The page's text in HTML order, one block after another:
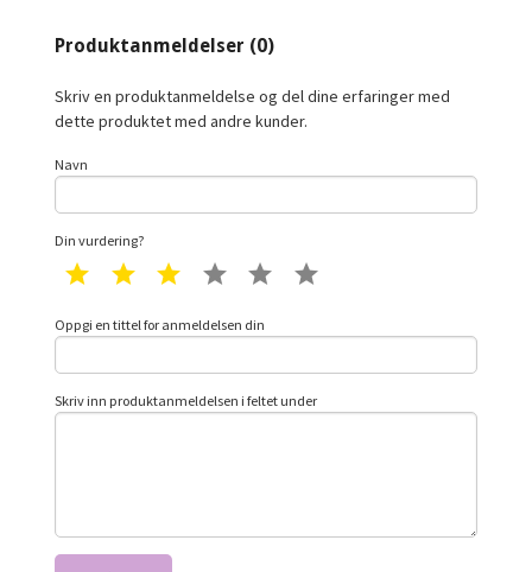
Produktanmeldelser (0)
Skriv en produktanmeldelse og del dine erfaringer med
dette produktet med andre kunder.
Navn
Din vurdering?
1 star 2 star 3 star 4 star 5 star
Oppgi en tittel for anmeldelsen din
Skriv inn produktanmeldelsen i feltet under